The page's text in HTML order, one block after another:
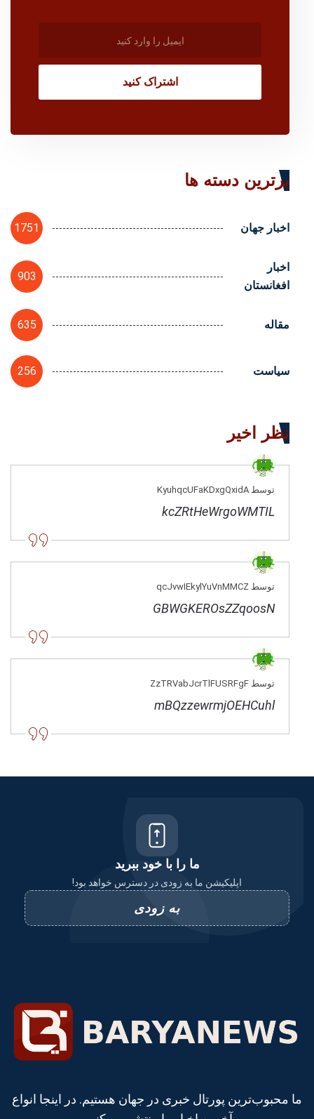
اشتراک کنید
برترین دسته ها
اخبار جهان 1751
اخبار
افغانستان
903
مقاله 635
سیاست 256
نظر اخیر
توسط KyuhqcUFaKDxgQxidA
kcZRtHeWrgoWMTIL
توسط qcJvwIEkylYuVnMMCZ
GBWGKEROsZZqoosN
توسط ZzTRVabJcrTlFUSRFgF
mBQzzewrmjOEHCuhl
ما را با خود ببرید
اپلیکیشن ما به زودی در دسترس خواهد بود!
به زودی
ما محبوب‌ترین پورتال خبری در جهان هستیم. در اینجا انواع